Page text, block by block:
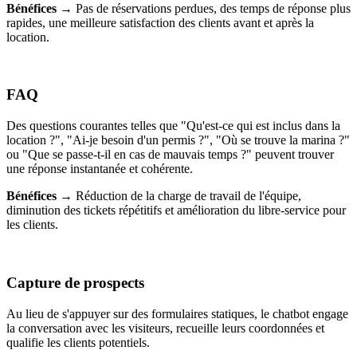
Bénéfices → Pas de réservations perdues, des temps de réponse plus
rapides, une meilleure satisfaction des clients avant et après la
location.
FAQ
Des questions courantes telles que "Qu'est-ce qui est inclus dans la
location ?", "Ai-je besoin d'un permis ?", "Où se trouve la marina ?"
ou "Que se passe-t-il en cas de mauvais temps ?" peuvent trouver
une réponse instantanée et cohérente.
Bénéfices → Réduction de la charge de travail de l'équipe,
diminution des tickets répétitifs et amélioration du libre-service pour
les clients.
Capture de prospects
Au lieu de s'appuyer sur des formulaires statiques, le chatbot engage
la conversation avec les visiteurs, recueille leurs coordonnées et
qualifie les clients potentiels.